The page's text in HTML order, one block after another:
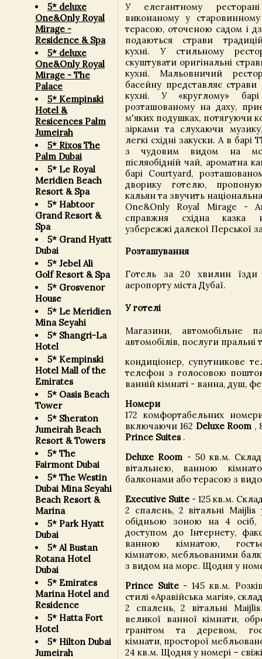
5* deluxe
One&Only Royal
Mirage -
Residence & Spa
5* deluxe
One&Only Royal
Mirage - The
Palace
5* Kempinski
Hotel &
Resicences Palm
Jumeirah
5* Rixos The
Palm Dubai
5* Le Royal
Meridien Beach
Resort & Spa
5* Habtoor
Grand Resort &
Spa
5* Grand Hyatt
Dubai
5* Jebel Ali
Golf Resort & Spa
5* Grosvenor
House
5* Le Meridien
Mina Seyahi
5* Shangri-La
Hotel
5* Kempinski
Hotel Mall of the
Emirates
5* Oasis Beach
Tower
5* Sheraton
Jumeirah Beach
Resort & Towers
5* The
Fairmont Dubai
5* The Westin
Dubai Mina Seyahi
Beach Resort &
Marina
5* Park Hyatt
Dubai
5* Al Bustan
Rotana Hotel
Dubai
5* Emirates
Marina Hotel and
Residence
5* Hatta Fort
Hotel
5* Hilton Dubai
Jumeirah
У елегантному
виконаному у
терасою, оточеною садом і
подаються страви
кухні. У стильному
скуштувати оригінальні
кухні. Мальовничий
басейну представляє страви
кухні. У «круглому»
розташованому на даху,
м'яких подушках, потягуючи
зірками та слухаючи
легкі східні закуски. А в
з чудовим видом на
післяобідній чай, ароматна
барі Courtyard,
дворику готелю,
кальян та звучить
One&Only Royal Mirage -
справжня східна казка
узбережжі далекої Перської
Розташування
Готель за 20 хвилин їзди
аеропорту міста Дубаї.
У готелі
Магазини, автомобільне
автомобілів, послуги пральні
кондиціонер, супутникове
телефон з голосовою
ванній кімнаті - ванна, душ,
Номери
172 комфортабельних
включаючи 162 Deluxe Room ,
Prince Suites.
Deluxe Room - 50 кв.м.
вітальнею, ванною
балконами або терасою з
Executive Suite - 125 кв.м.
2 спалень, 2 вітальні Maijlis
обідньою зоною на 4
доступом до Інтернету,
ванною кімнатою,
кімнатою, мебльованими
з видом на море. Щодня у
Prince Suite- 145 кв.м.
стилі «Аравійська магія»,
2 спалень, 2 вітальні
великої ванної кімнати,
гранітом та деревом,
кімнати, просторої
24 кв.м. Щодня у номері –